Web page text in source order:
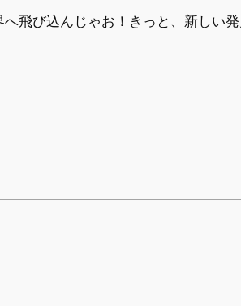
へ飛び込んじゃお！きっと、新しい